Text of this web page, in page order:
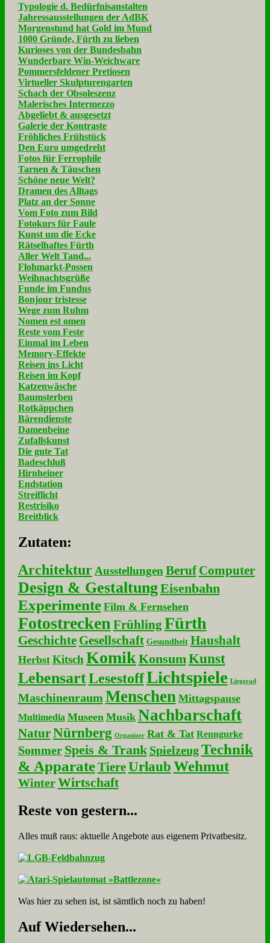
Typologie d. Bedürfnisanstalten
Jahressausstellungen der AdBK
Morgenstund hat Gold im Mund
1000 Gründe, Fürth zu lieben
Kurioses von der Bundesbahn
Wunderbare Win-Weichware
Pommersfeldener Pretiosen
Virtueller Skulpturengarten
Schach der Obsoleszenz
Malerisches Intermezzo
Abgeliebt & ausgesetzt
Galerie der Kontraste
Fröhliches Frühstück
Den Euro umgedreht
Fotos für Ferrophile
Tarnen & Täuschen
Schöne neue Welt?
Dramen des Alltags
Platz an der Sonne
Vom Foto zum Bild
Fotokurs für Faule
Kunst um die Ecke
Rätselhaftes Fürth
Aller Welt Tand...
Flohmarkt-Possen
Weihnachtsgrüße
Funde im Fundus
Bonjour tristesse
Wege zum Ruhm
Nomen est omen
Reste vom Feste
Einmal im Leben
Memory-Effekte
Reisen ins Licht
Reisen im Kopf
Katzenwäsche
Baumsterben
Rotkäppchen
Bärendienste
Damenbeine
Zufallskunst
Die gute Tat
Badeschluß
Hirnheiner
Endstation
Streiflicht
Restrisiko
Breitblick
Zu­ta­ten:
Architektur Ausstellungen Beruf Computer
Design & GestaltungEisenbahn
Experimente Film & Fernsehen
Fotostrecken Frühling Fürth
Geschichte Gesellschaft Gesundheit Haushalt
Herbst Kitsch KomikKonsumKunst
LebensartLesestoffLichtspiele Liegerad
Maschinenraum Menschen Mittagspause
Multimedia Museen Musik Nachbarschaft
NaturNürnberg Organizer Rat & Tat Renngurke
Sommer Speis & Trank Spielzeug Technik
& Apparate Tiere UrlaubWehmut
Winter Wirtschaft
Re­ste von ge­stern...
Alles muß raus: aktuelle An­ge­bo­te aus eigenem Privatbesitz.
Was hier zu sehen ist, ist sämt­lich noch zu haben!
Auf Wie­der­se­hen...